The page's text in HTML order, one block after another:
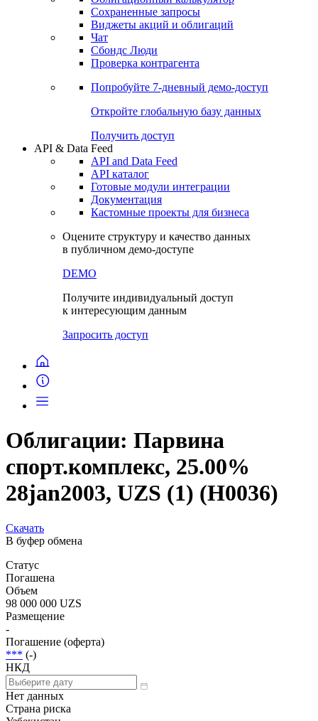
Сохраненные запросы
Виджеты акций и облигаций
Чат
Сбондс Люди
Проверка контрагента
Попробуйте 7-дневный демо-доступ
Откройте глобальную базу данных
Получить доступ
API & Data Feed
API and Data Feed
API каталог
Готовые модули интеграции
Документация
Кастомные проекты для бизнеса
Оцените структуру и качество данных
в публичном демо-доступе
DEMO
Получите индивидуальный доступ
к интересующим данным
Запросить доступ
Облигации: Парвина
спорт.комплекс, 25.00%
28jan2003, UZS (1) (H0036)
Скачать
В буфер обмена
Статус
Погашена
Объем
98 000 000 UZS
Размещение
-
Погашение (оферта)
*** (-)
НКД
Нет данных
Страна риска